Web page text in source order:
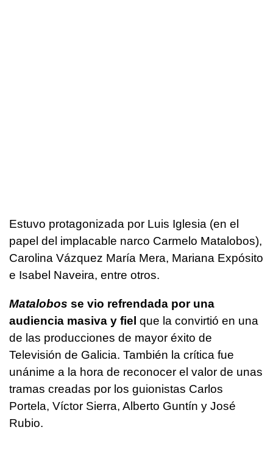
Estuvo protagonizada por Luis Iglesia (en el
papel del implacable narco Carmelo Matalobos),
Carolina Vázquez María Mera, Mariana Expósito
e Isabel Naveira, entre otros.
Matalobos se vio refrendada por una
audiencia masiva y fiel que la convirtió en una
de las producciones de mayor éxito de
Televisión de Galicia. También la crítica fue
unánime a la hora de reconocer el valor de unas
tramas creadas por los guionistas Carlos
Portela, Víctor Sierra, Alberto Guntín y José
Rubio.